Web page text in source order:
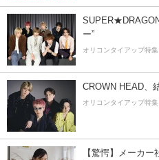
ー”
オリコンタイアップ特集
CROWN HEAD、
オリコンタイアップ特集
【驚愕】メーカ